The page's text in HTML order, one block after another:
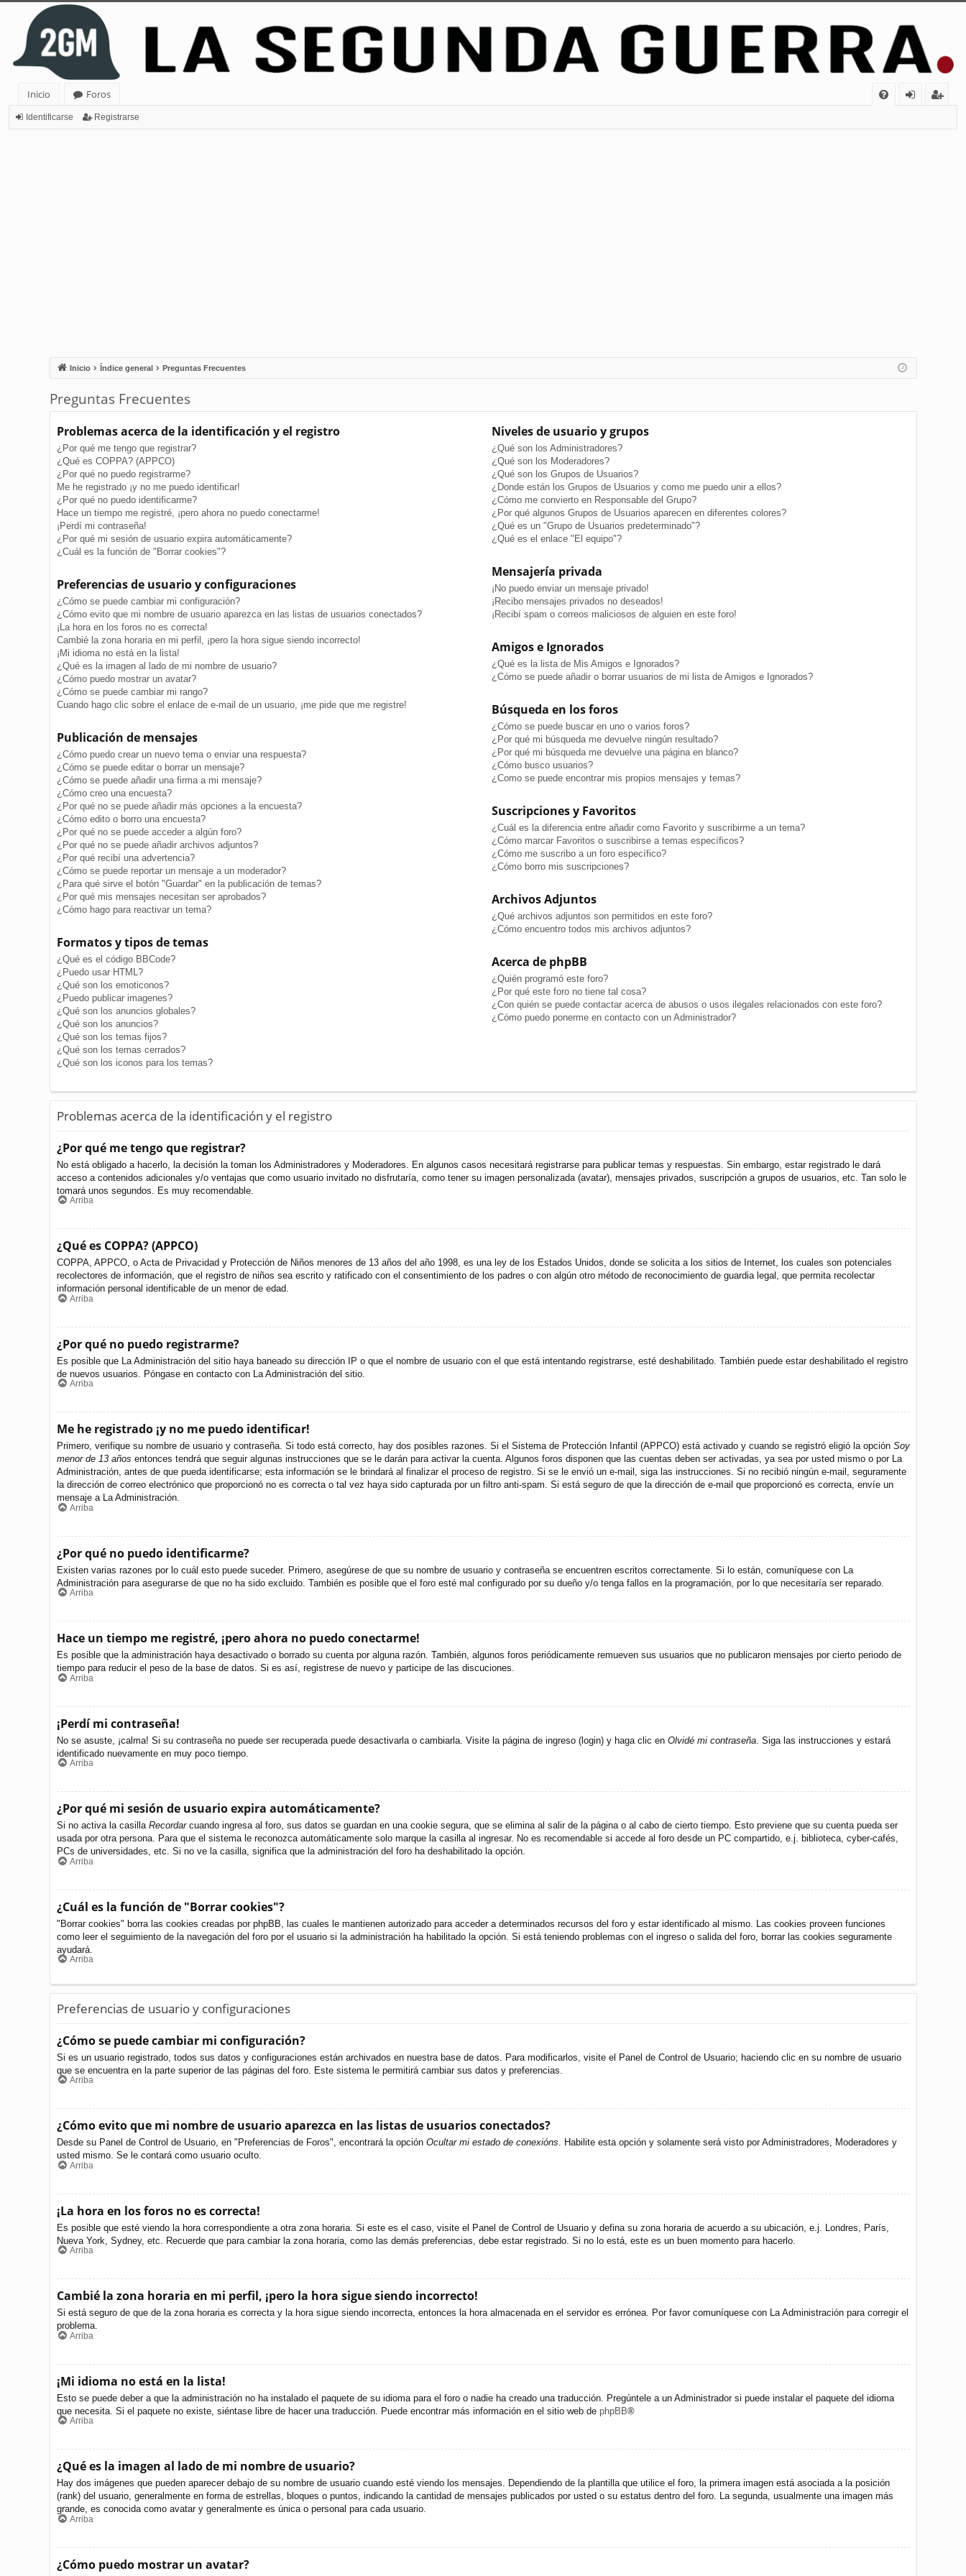
Inicio
Foros
Identificarse Registrarse
Inicio Índice general Preguntas Frecuentes
Preguntas Frecuentes
Problemas acerca de la identificación y el registro
¿Por qué me tengo que registrar?
¿Qué es COPPA? (APPCO)
¿Por qué no puedo registrarme?
Me he registrado ¡y no me puedo identificar!
¿Por qué no puedo identificarme?
Hace un tiempo me registré, ¡pero ahora no puedo conectarme!
¡Perdí mi contraseña!
¿Por qué mi sesión de usuario expira automáticamente?
¿Cuál es la función de "Borrar cookies"?
Preferencias de usuario y configuraciones
¿Cómo se puede cambiar mi configuración?
¿Cómo evito que mi nombre de usuario aparezca en las listas de usuarios conectados?
¡La hora en los foros no es correcta!
Cambié la zona horaria en mi perfil, ¡pero la hora sigue siendo incorrecto!
¡Mi idioma no está en la lista!
¿Qué es la imagen al lado de mi nombre de usuario?
¿Cómo puedo mostrar un avatar?
¿Cómo se puede cambiar mi rango?
Cuando hago clic sobre el enlace de e-mail de un usuario, ¡me pide que me registre!
Publicación de mensajes
¿Cómo puedo crear un nuevo tema o enviar una respuesta?
¿Cómo se puede editar o borrar un mensaje?
¿Cómo se puede añadir una firma a mi mensaje?
¿Cómo creo una encuesta?
¿Por qué no se puede añadir más opciones a la encuesta?
¿Cómo edito o borro una encuesta?
¿Por qué no se puede acceder a algún foro?
¿Por qué no se puede añadir archivos adjuntos?
¿Por qué recibí una advertencia?
¿Cómo se puede reportar un mensaje a un moderador?
¿Para qué sirve el botón "Guardar" en la publicación de temas?
¿Por qué mis mensajes necesitan ser aprobados?
¿Cómo hago para reactivar un tema?
Formatos y tipos de temas
¿Qué es el código BBCode?
¿Puedo usar HTML?
¿Qué son los emoticonos?
¿Puedo publicar imagenes?
¿Qué son los anuncios globales?
¿Qué son los anuncios?
¿Qué son los temas fijos?
¿Qué son los temas cerrados?
¿Qué son los iconos para los temas?
Niveles de usuario y grupos
¿Qué son los Administradores?
¿Qué son los Moderadores?
¿Qué son los Grupos de Usuarios?
¿Donde están los Grupos de Usuarios y como me puedo unir a ellos?
¿Cómo me convierto en Responsable del Grupo?
¿Por qué algunos Grupos de Usuarios aparecen en diferentes colores?
¿Qué es un "Grupo de Usuarios predeterminado"?
¿Qué es el enlace "El equipo"?
Mensajería privada
¡No puedo enviar un mensaje privado!
¡Recibo mensajes privados no deseados!
¡Recibí spam o correos maliciosos de alguien en este foro!
Amigos e Ignorados
¿Qué es la lista de Mis Amigos e Ignorados?
¿Cómo se puede añadir o borrar usuarios de mi lista de Amigos e Ignorados?
Búsqueda en los foros
¿Cómo se puede buscar en uno o varios foros?
¿Por qué mi búsqueda me devuelve ningún resultado?
¿Por qué mi búsqueda me devuelve una página en blanco?
¿Cómo busco usuarios?
¿Como se puede encontrar mis propios mensajes y temas?
Suscripciones y Favoritos
¿Cuál es la diferencia entre añadir como Favorito y suscribirme a un tema?
¿Cómo marcar Favoritos o suscribirse a temas específicos?
¿Cómo me suscribo a un foro específico?
¿Cómo borro mis suscripciones?
Archivos Adjuntos
¿Qué archivos adjuntos son permitidos en este foro?
¿Cómo encuentro todos mis archivos adjuntos?
Acerca de phpBB
¿Quién programó este foro?
¿Por qué este foro no tiene tal cosa?
¿Con quién se puede contactar acerca de abusos o usos ilegales relacionados con este foro?
¿Cómo puedo ponerme en contacto con un Administrador?
Problemas acerca de la identificación y el registro
¿Por qué me tengo que registrar?
No está obligado a hacerlo, la decisión la toman los Administradores y Moderadores. En algunos casos necesitará registrarse para publicar temas y respuestas. Sin embargo, estar registrado le dará
acceso a contenidos adicionales y/o ventajas que como usuario invitado no disfrutaría, como tener su imagen personalizada (avatar), mensajes privados, suscripción a grupos de usuarios, etc. Tan solo le
tomará unos segundos. Es muy recomendable.
Arriba
¿Qué es COPPA? (APPCO)
COPPA, APPCO, o Acta de Privacidad y Protección de Niños menores de 13 años del año 1998, es una ley de los Estados Unidos, donde se solicita a los sitios de Internet, los cuales son potenciales
recolectores de información, que el registro de niños sea escrito y ratificado con el consentimiento de los padres o con algún otro método de reconocimiento de guardia legal, que permita recolectar
información personal identificable de un menor de edad.
Arriba
¿Por qué no puedo registrarme?
Es posible que La Administración del sitio haya baneado su dirección IP o que el nombre de usuario con el que está intentando registrarse, esté deshabilitado. También puede estar deshabilitado el registro
de nuevos usuarios. Póngase en contacto con La Administración del sitio.
Arriba
Me he registrado ¡y no me puedo identificar!
Primero, verifique su nombre de usuario y contraseña. Si todo está correcto, hay dos posibles razones. Si el Sistema de Protección Infantil (APPCO) está activado y cuando se registró eligió la opción Soy
menor de 13 años entonces tendrá que seguir algunas instrucciones que se le darán para activar la cuenta. Algunos foros disponen que las cuentas deben ser activadas, ya sea por usted mismo o por La
Administración, antes de que pueda identificarse; esta información se le brindará al finalizar el proceso de registro. Si se le envió un e-mail, siga las instrucciones. Si no recibió ningún e-mail, seguramente
la dirección de correo electrónico que proporcionó no es correcta o tal vez haya sido capturada por un filtro anti-spam. Si está seguro de que la dirección de e-mail que proporcionó es correcta, envíe un
mensaje a La Administración.
Arriba
¿Por qué no puedo identificarme?
Existen varias razones por lo cuál esto puede suceder. Primero, asegúrese de que su nombre de usuario y contraseña se encuentren escritos correctamente. Si lo están, comuníquese con La
Administración para asegurarse de que no ha sido excluido. También es posible que el foro esté mal configurado por su dueño y/o tenga fallos en la programación, por lo que necesitaría ser reparado.
Arriba
Hace un tiempo me registré, ¡pero ahora no puedo conectarme!
Es posible que la administración haya desactivado o borrado su cuenta por alguna razón. También, algunos foros periódicamente remueven sus usuarios que no publicaron mensajes por cierto periodo de
tiempo para reducir el peso de la base de datos. Si es así, registrese de nuevo y participe de las discuciones.
Arriba
¡Perdí mi contraseña!
No se asuste, ¡calma! Si su contraseña no puede ser recuperada puede desactivarla o cambiarla. Visite la página de ingreso (login) y haga clic en Olvidé mi contraseña. Siga las instrucciones y estará
identificado nuevamente en muy poco tiempo.
Arriba
¿Por qué mi sesión de usuario expira automáticamente?
Si no activa la casilla Recordarcuando ingresa al foro, sus datos se guardan en una cookie segura, que se elimina al salir de la página o al cabo de cierto tiempo. Esto previene que su cuenta pueda ser
usada por otra persona. Para que el sistema le reconozca automáticamente solo marque la casilla al ingresar. No es recomendable si accede al foro desde un PC compartido, e.j. biblioteca, cyber-cafés,
PCs de universidades, etc. Si no ve la casilla, significa que la administración del foro ha deshabilitado la opción.
Arriba
¿Cuál es la función de "Borrar cookies"?
"Borrar cookies" borra las cookies creadas por phpBB, las cuales le mantienen autorizado para acceder a determinados recursos del foro y estar identificado al mismo. Las cookies proveen funciones
como leer el seguimiento de la navegación del foro por el usuario si la administración ha habilitado la opción. Si está teniendo problemas con el ingreso o salida del foro, borrar las cookies seguramente
ayudará.
Arriba
Preferencias de usuario y configuraciones
¿Cómo se puede cambiar mi configuración?
Si es un usuario registrado, todos sus datos y configuraciones están archivados en nuestra base de datos. Para modificarlos, visite el Panel de Control de Usuario; haciendo clic en su nombre de usuario
que se encuentra en la parte superior de las páginas del foro. Este sistema le permitirá cambiar sus datos y preferencias.
Arriba
¿Cómo evito que mi nombre de usuario aparezca en las listas de usuarios conectados?
Desde su Panel de Control de Usuario, en "Preferencias de Foros", encontrará la opción Ocultar mi estado de conexións. Habilite esta opción y solamente será visto por Administradores, Moderadores y
usted mismo. Se le contará como usuario oculto.
Arriba
¡La hora en los foros no es correcta!
Es posible que esté viendo la hora correspondiente a otra zona horaria. Si este es el caso, visite el Panel de Control de Usuario y defina su zona horaria de acuerdo a su ubicación, e.j. Londres, París,
Nueva York, Sydney, etc. Recuerde que para cambiar la zona horaria, como las demás preferencias, debe estar registrado. Si no lo está, este es un buen momento para hacerlo.
Arriba
Cambié la zona horaria en mi perfil, ¡pero la hora sigue siendo incorrecto!
Si está seguro de que de la zona horaria es correcta y la hora sigue siendo incorrecta, entonces la hora almacenada en el servidor es errónea. Por favor comuníquese con La Administración para corregir el
problema.
Arriba
¡Mi idioma no está en la lista!
Esto se puede deber a que la administración no ha instalado el paquete de su idioma para el foro o nadie ha creado una traducción. Pregúntele a un Administrador si puede instalar el paquete del idioma
que necesita. Si el paquete no existe, siéntase libre de hacer una traducción. Puede encontrar más información en el sitio web de phpBB®
Arriba
¿Qué es la imagen al lado de mi nombre de usuario?
Hay dos imágenes que pueden aparecer debajo de su nombre de usuario cuando esté viendo los mensajes. Dependiendo de la plantilla que utilice el foro, la primera imagen está asociada a la posición
(rank) del usuario, generalmente en forma de estrellas, bloques o puntos, indicando la cantidad de mensajes publicados por usted o su estatus dentro del foro. La segunda, usualmente una imagen más
grande, es conocida como avatar y generalmente es única o personal para cada usuario.
Arriba
¿Cómo puedo mostrar un avatar?